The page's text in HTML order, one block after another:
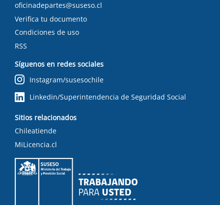
oficinadepartes@suseso.cl
Verifica tu documento
Condiciones de uso
RSS
Síguenos en redes sociales
Instagram/susesochile
Linkedin/Superintendencia de Seguridad Social
Sitios relacionados
Chileatiende
MiLicencia.cl